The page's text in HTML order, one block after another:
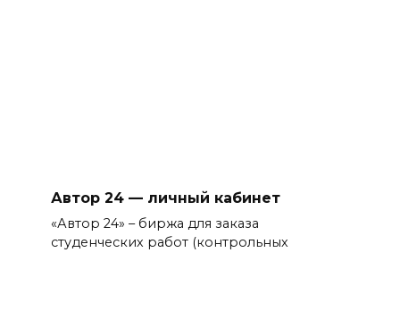
Автор 24 — личный кабинет
«Автор 24» – биржа для заказа
студенческих работ (контрольных